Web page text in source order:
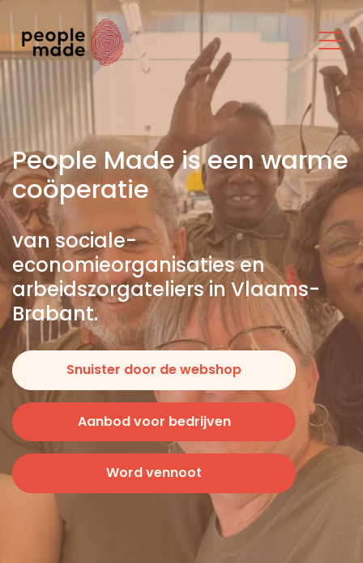
People Made is een warme
coöperatie
van sociale-
economieorganisaties en
arbeidszorgateliers in Vlaams-
Brabant.
Snuister door de webshop
Aanbod voor bedrijven
Word vennoot